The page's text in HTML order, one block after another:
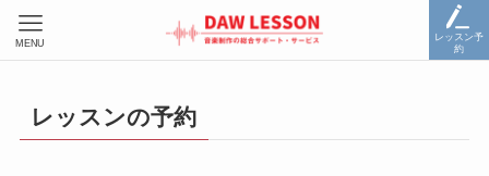
レッスン予
約
MENU
レッスンの予約